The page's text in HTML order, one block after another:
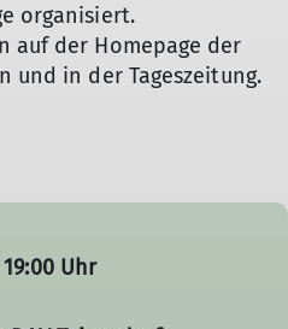
organisiert.
auf der Homepage der
und in der Tageszeitung.
Uhr